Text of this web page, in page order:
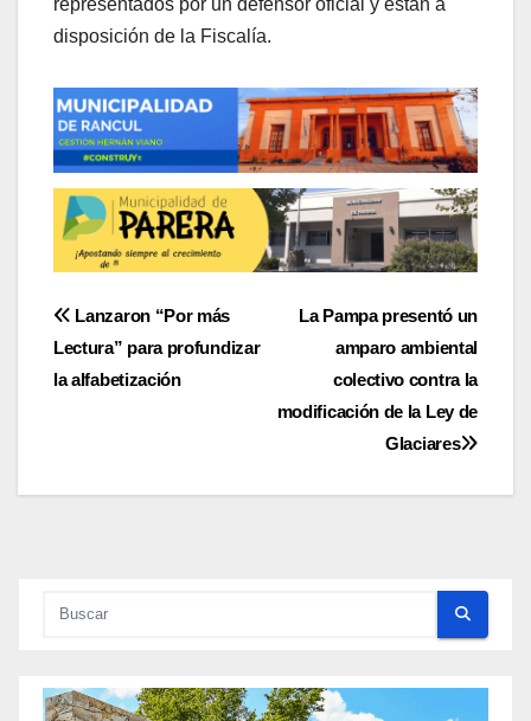
representados por un defensor oficial y están a
disposición de la Fiscalía.
Navegación
de
La Pampa presentó un
amparo ambiental
colectivo contra la
modificación de la Ley de
Glaciares
Lanzaron “Por más
Lectura” para profundizar
la alfabetización